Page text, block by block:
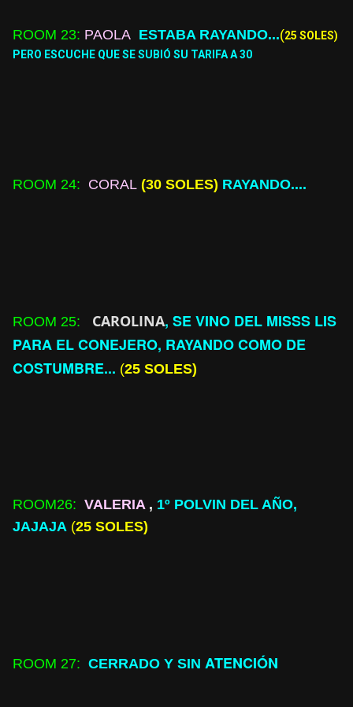
ROOM 23: PAOLA ESTABA RAYANDO...(25 SOLES)
PERO ESCUCHE QUE SESUBIÓ SU TARIFA A 30
ROOM 24: CORAL (30 SOLES) RAYANDO....
ROOM 25: CAROLINA, SE VINO DEL MISSS LIS
PARA EL CONEJERO, RAYANDO COMO DE
COSTUMBRE... (25 SOLES)
ROOM26: VALERIA , 1º POLVIN DEL AÑO,
JAJAJA (25 SOLES)
ROOM 27: CERRADO Y SIN ATENCIÓN